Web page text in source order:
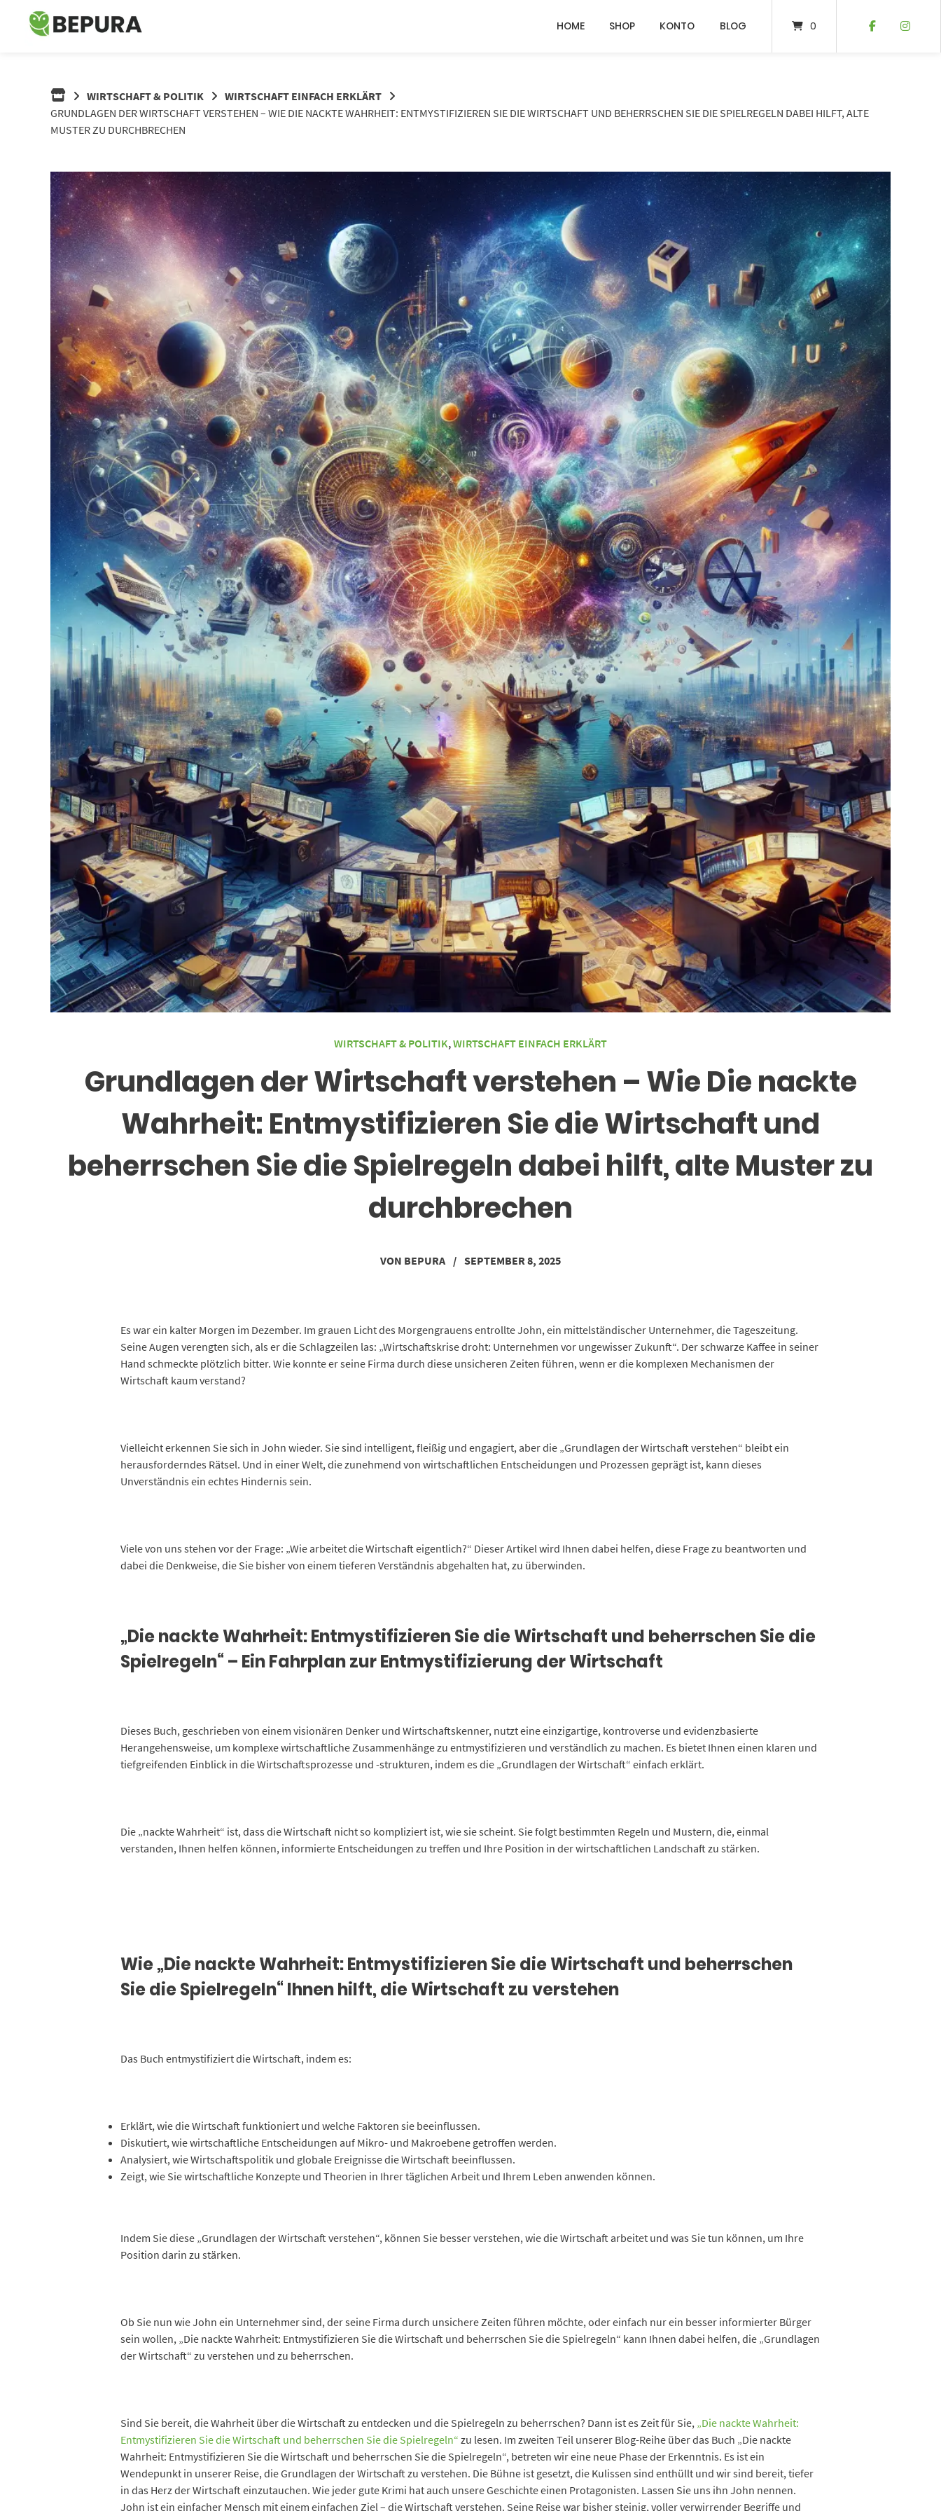
Springe
HOME SHOP KONTO BLOG 0
WIRTSCHAFT & POLITIK
WIRTSCHAFT EINFACH ERKLÄRT
GRUNDLAGEN DER WIRTSCHAFT VERSTEHEN – WIE DIE NACKTE WAHRHEIT: ENTMYSTIFIZIEREN SIE DIE WIRTSCHAFT UND BEHERRSCHEN SIE DIE SPIELREGELN DABEI HILFT, ALTE
MUSTER ZU DURCHBRECHEN
WIRTSCHAFT & POLITIK,WIRTSCHAFT EINFACH ERKLÄRT
Grundlagen der Wirtschaft verstehen – Wie Die nackte
Wahrheit: Entmystifizieren Sie die Wirtschaft und
beherrschen Sie die Spielregeln dabei hilft, alte Muster zu
durchbrechen
VON BEPURA / SEPTEMBER 8, 2025
Es war ein kalter Morgen im Dezember. Im grauen Licht des Morgengrauens entrollte John, ein mittelständischer Unternehmer, die Tageszeitung.
Seine Augen verengten sich, als er die Schlagzeilen las: „Wirtschaftskrise droht: Unternehmen vor ungewisser Zukunft“. Der schwarze Kaffee in seiner
Hand schmeckte plötzlich bitter. Wie konnte er seine Firma durch diese unsicheren Zeiten führen, wenn er die komplexen Mechanismen der
Wirtschaft kaum verstand?
Vielleicht erkennen Sie sich in John wieder. Sie sind intelligent, fleißig und engagiert, aber die „Grundlagen der Wirtschaft verstehen“ bleibt ein
herausforderndes Rätsel. Und in einer Welt, die zunehmend von wirtschaftlichen Entscheidungen und Prozessen geprägt ist, kann dieses
Unverständnis ein echtes Hindernis sein.
Viele von uns stehen vor der Frage: „Wie arbeitet die Wirtschaft eigentlich?“ Dieser Artikel wird Ihnen dabei helfen, diese Frage zu beantworten und
dabei die Denkweise, die Sie bisher von einem tieferen Verständnis abgehalten hat, zu überwinden.
„Die nackte Wahrheit: Entmystifizieren Sie die Wirtschaft und beherrschen Sie die
Spielregeln“ – Ein Fahrplan zur Entmystifizierung der Wirtschaft
Dieses Buch, geschrieben von einem visionären Denker und Wirtschaftskenner, nutzt eine einzigartige, kontroverse und evidenzbasierte
Herangehensweise, um komplexe wirtschaftliche Zusammenhänge zu entmystifizieren und verständlich zu machen. Es bietet Ihnen einen klaren und
tiefgreifenden Einblick in die Wirtschaftsprozesse und -strukturen, indem es die „Grundlagen der Wirtschaft“ einfach erklärt.
Die „nackte Wahrheit“ ist, dass die Wirtschaft nicht so kompliziert ist, wie sie scheint. Sie folgt bestimmten Regeln und Mustern, die, einmal
verstanden, Ihnen helfen können, informierte Entscheidungen zu treffen und Ihre Position in der wirtschaftlichen Landschaft zu stärken.
Wie „Die nackte Wahrheit: Entmystifizieren Sie die Wirtschaft und beherrschen
Sie die Spielregeln“ Ihnen hilft, die Wirtschaft zu verstehen
Das Buch entmystifiziert die Wirtschaft, indem es:
Erklärt, wie die Wirtschaft funktioniert und welche Faktoren sie beeinflussen.
Diskutiert, wie wirtschaftliche Entscheidungen auf Mikro- und Makroebene getroffen werden.
Analysiert, wie Wirtschaftspolitik und globale Ereignisse die Wirtschaft beeinflussen.
Zeigt, wie Sie wirtschaftliche Konzepte und Theorien in Ihrer täglichen Arbeit und Ihrem Leben anwenden können.
Indem Sie diese „Grundlagen der Wirtschaft verstehen“, können Sie besser verstehen, wie die Wirtschaft arbeitet und was Sie tun können, um Ihre
Position darin zu stärken.
Ob Sie nun wie John ein Unternehmer sind, der seine Firma durch unsichere Zeiten führen möchte, oder einfach nur ein besser informierter Bürger
sein wollen, „Die nackte Wahrheit: Entmystifizieren Sie die Wirtschaft und beherrschen Sie die Spielregeln“ kann Ihnen dabei helfen, die „Grundlagen
der Wirtschaft“ zu verstehen und zu beherrschen.
Sind Sie bereit, die Wahrheit über die Wirtschaft zu entdecken und die Spielregeln zu beherrschen? Dann ist es Zeit für Sie, „Die nackte Wahrheit:
Entmystifizieren Sie die Wirtschaft und beherrschen Sie die Spielregeln“ zu lesen. Im zweiten Teil unserer Blog-Reihe über das Buch „Die nackte
Wahrheit: Entmystifizieren Sie die Wirtschaft und beherrschen Sie die Spielregeln“, betreten wir eine neue Phase der Erkenntnis. Es ist ein
Wendepunkt in unserer Reise, die Grundlagen der Wirtschaft zu verstehen. Die Bühne ist gesetzt, die Kulissen sind enthüllt und wir sind bereit, tiefer
in das Herz der Wirtschaft einzutauchen. Wie jeder gute Krimi hat auch unsere Geschichte einen Protagonisten. Lassen Sie uns ihn John nennen.
John ist ein einfacher Mensch mit einem einfachen Ziel – die Wirtschaft verstehen. Seine Reise war bisher steinig, voller verwirrender Begriffe und